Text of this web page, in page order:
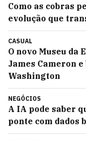
Como as cobras
evolução que
CASUAL
O novo Museu da
James Cameron
Washington
NEGÓCIOS
A IA pode saber
ponte com dados